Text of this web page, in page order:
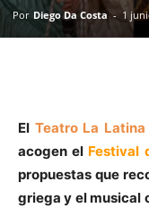
Por Diego Da Costa - 1
El Teatro La Latina
acogen el Festival
propuestas que
griega y el musical